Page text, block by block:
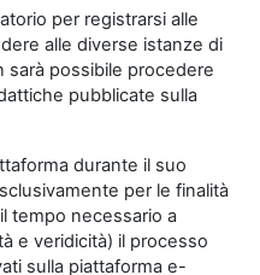
per registrarsi alle
alle diverse istanze di
sarà possibile procedere
pubblicate sulla
durante il suo
per le finalità
tempo necessario a
e veridicità) il processo
sulla piattaforma e-